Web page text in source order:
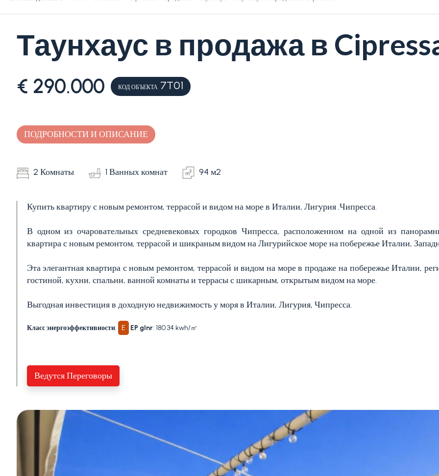
Таунхаус в продажа в
€ 290.000 КОД ОБЪЕКТА7T01
ПОДРОБНОСТИ И ОПИСАНИЕ
2 Комнаты 1 Ванных комнат 94 м2
Купить квартиру с новым ремонтом, террасой и видом на море в Италии, Лигурия .Чипресса.
В одном из очаровательных средневековых городков Чипресса, расположенном на одной из
квартира с новым ремонтом, террасой и шикраным видом на Лигурийское море на побережье Италии,
Эта элегантная квартира с новым ремонтом, террасой и видом на море в продаже на побережье Италии,
гостиной, кухни, спальни, ванной комнаты и террасы с шикарным, открытым видом на море.
Выгодная инвестиция в доходную недвижимость у моря в Италии, Лигурия, Чипресса.
Класс энергоэффективности: E EP glnr: 180.34 kwh/㎡
Ведутся Переговоры
Цена
(управляемой
Количество
спален
Любая
варианты
множественный
Балкон/терраса